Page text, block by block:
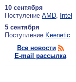
10 сентября
По­сту­ле­ние AMD, Intel
5 сентября
По­ступ­ле­ние Keenetic
Все новости
E-mail рассылка